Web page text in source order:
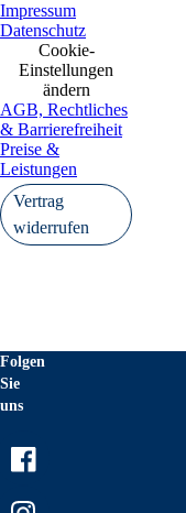
Impressum
Datenschutz
Cookie-
Einstellungen
ändern
AGB, Rechtliches
& Barrierefreiheit
Preise &
Leistungen
Vertrag
widerrufen
Folgen
Sie
uns